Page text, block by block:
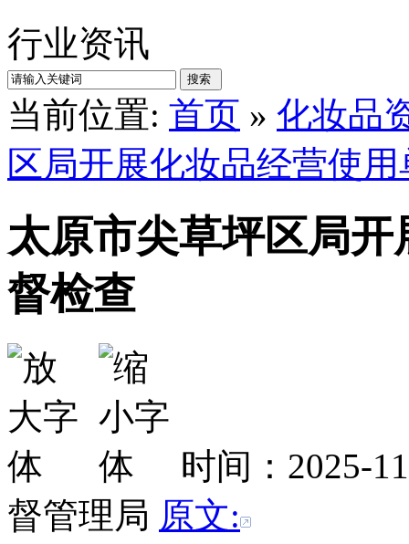
行业资讯
当前位置: 首页 » 化妆品
区局开展化妆品经营使
太原市尖草坪区局
督检查
时间：2025-
督管理局 原文: